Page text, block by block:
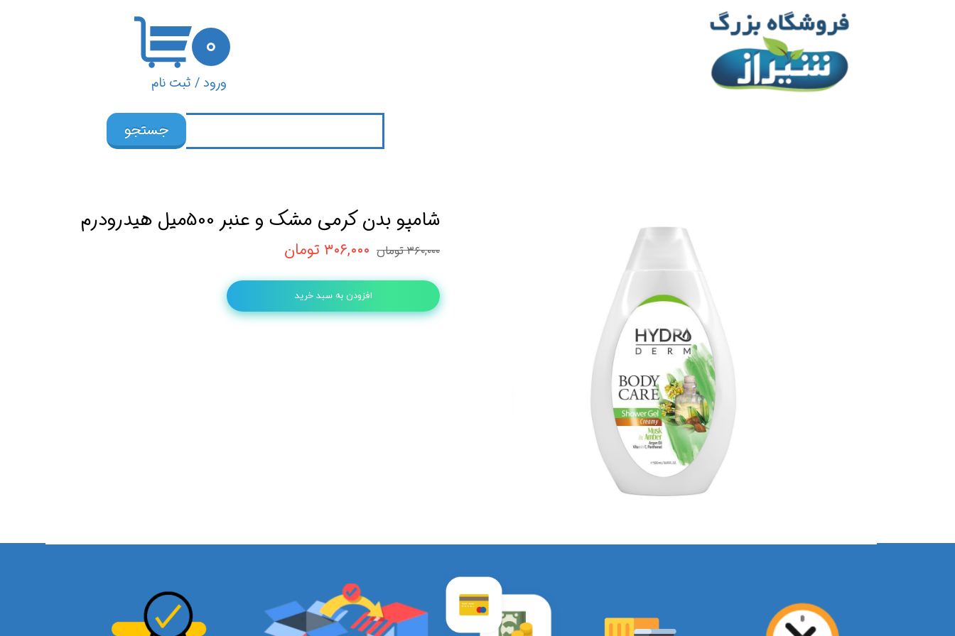
ورود/ ثبت نام
حساب کاربری من
تغییر گذر واژه
کاربری
۰
جستجو
شامپو بدن کرمی مشک و عنبر 500میل هیدرودرم
۳۶۰,۰۰۰ تومان ۳۰۶,۰۰۰ تومان
افزودن به سبد خرید